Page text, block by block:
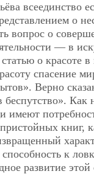
всеединство
о
вопрос о
— в
о красоте
спасение
Верно
беспутство».
к
развитие